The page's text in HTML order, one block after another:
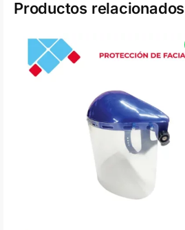
Productos relacionados